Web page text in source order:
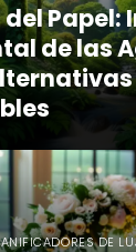
del
de las
DE